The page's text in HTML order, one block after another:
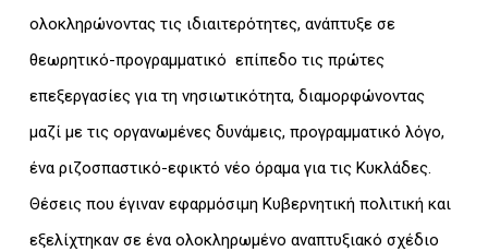
ολοκληρώνοντας τις ιδιαιτερότητες, ανάπτυξε σε
θεωρητικό-προγραμματικό επίπεδο τις πρώτες
επεξεργασίες για τη νησιωτικότητα, διαμορφώνοντας
μαζί με τις οργανωμένες δυνάμεις, προγραμματικό λόγο,
ένα ριζοσπαστικό-εφικτό νέο όραμα για τις Κυκλάδες.
Θέσεις που έγιναν εφαρμόσιμη Κυβερνητική πολιτική και
εξελίχτηκαν σε ένα ολοκληρωμένο αναπτυξιακό σχέδιο